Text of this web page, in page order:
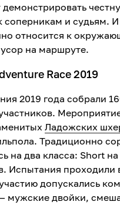
соперникам и судьям.
относится к
на маршруте.
Race 2019
2019 года собрали
Ладожских
Традиционно
на два класса: Short
Испытания
допускались
мужские двойки,